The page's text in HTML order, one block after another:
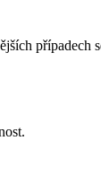
případech